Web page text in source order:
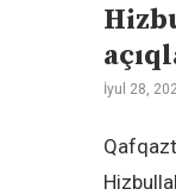
İyul 28,